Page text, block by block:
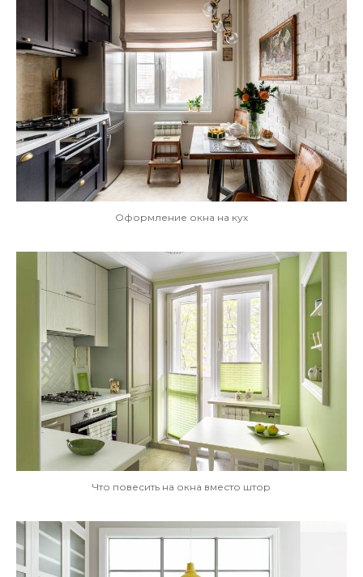
Оформление окна на кух
Что повесить на окна вместо штор